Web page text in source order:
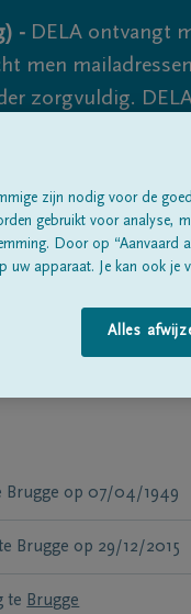
- DELA ontvangt
men
zorgvuldig.
te sluiten, dus blijf
Alle
Brugge op 07/04/1949
Brugge op 29/12/2015
te Brugge
zijn nodig voor de
gebruikt voor analyse,
Door op “Aanvaard
apparaat. Je kan ook je
Alles